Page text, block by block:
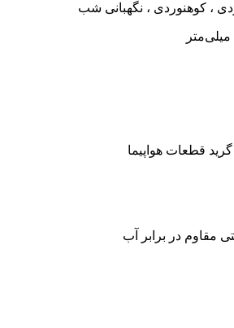
کوهنوردی ، نگهبانی شب
گرید قطعات هواپیما
مقاوم در برابر آب